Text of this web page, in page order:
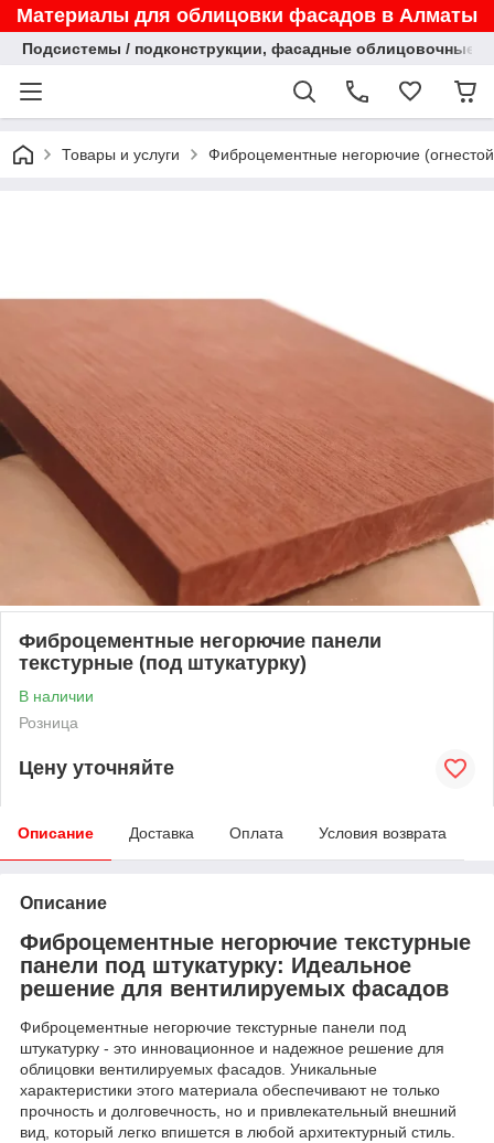
Материалы для облицовки фасадов в Алматы
Подсистемы / подконструкции, фасадные облицовочные
Товары и услуги Фиброцементные негорючие
Фиброцементные негорючие панели
текстурные (под штукатурку)
В наличии
Розница
Цену уточняйте
Описание Доставка Оплата Условия возврата
Описание
Фиброцементные негорючие текстурные
панели под штукатурку: Идеальное
решение для вентилируемых фасадов
Фиброцементные негорючие текстурные панели под
штукатурку - это инновационное и надежное решение для
облицовки вентилируемых фасадов. Уникальные
характеристики этого материала обеспечивают не только
прочность и долговечность, но и привлекательный внешний
вид, который легко впишется в любой архитектурный стиль.